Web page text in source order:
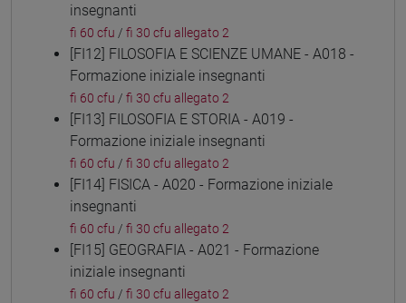
insegnanti
fi 60 cfu / fi 30 cfu allegato 2
[FI12] FILOSOFIA E SCIENZE UMANE - A018 -
Formazione iniziale insegnanti
fi 60 cfu / fi 30 cfu allegato 2
[FI13] FILOSOFIA E STORIA - A019 -
Formazione iniziale insegnanti
fi 60 cfu / fi 30 cfu allegato 2
[FI14] FISICA - A020 - Formazione iniziale
insegnanti
fi 60 cfu / fi 30 cfu allegato 2
[FI15] GEOGRAFIA - A021 - Formazione
iniziale insegnanti
fi 60 cfu / fi 30 cfu allegato 2